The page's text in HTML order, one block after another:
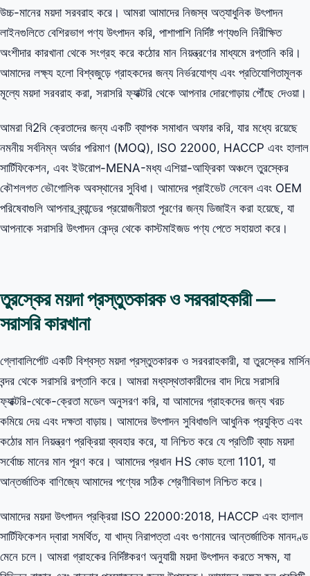
উচ্চ-মানের ময়দা সরবরাহ করে। আমরা আমাদের নিজস্ব অত্যাধুনিক উৎপাদন
লাইনগুলিতে বেশিরভাগ পণ্য উৎপাদন করি, পাশাপাশি নির্দিষ্ট পণ্যগুলি নিরীক্ষিত
অংশীদার কারখানা থেকে সংগ্রহ করে কঠোর মান নিয়ন্ত্রণের মাধ্যমে রপ্তানি করি।
আমাদের লক্ষ্য হলো বিশ্বজুড়ে গ্রাহকদের জন্য নির্ভরযোগ্য এবং প্রতিযোগিতামূলক
মূল্যে ময়দা সরবরাহ করা, সরাসরি ফ্যাক্টরি থেকে আপনার দোরগোড়ায় পৌঁছে দেওয়া।
আমরা বি2বি ক্রেতাদের জন্য একটি ব্যাপক সমাধান অফার করি, যার মধ্যে রয়েছে
নমনীয় সর্বনিম্ন অর্ডার পরিমাণ (MOQ), ISO 22000, HACCP এবং হালাল
সার্টিফিকেশন, এবং ইউরোপ-MENA-মধ্য এশিয়া-আফ্রিকা অঞ্চলে তুরস্কের
কৌশলগত ভৌগোলিক অবস্থানের সুবিধা। আমাদের প্রাইভেট লেবেল এবং OEM
পরিষেবাগুলি আপনার ব্র্যান্ডের প্রয়োজনীয়তা পূরণের জন্য ডিজাইন করা হয়েছে, যা
আপনাকে সরাসরি উৎপাদন কেন্দ্র থেকে কাস্টমাইজড পণ্য পেতে সহায়তা করে।
তুরস্কের ময়দা প্রস্তুতকারক ও সরবরাহকারী —
সরাসরি কারখানা
গ্লোবালির্পোট একটি বিশ্বস্ত ময়দা প্রস্তুতকারক ও সরবরাহকারী, যা তুরস্কের মার্সিন
বন্দর থেকে সরাসরি রপ্তানি করে। আমরা মধ্যস্থতাকারীদের বাদ দিয়ে সরাসরি
ফ্যাক্টরি-থেকে-ক্রেতা মডেল অনুসরণ করি, যা আমাদের গ্রাহকদের জন্য খরচ
কমিয়ে দেয় এবং দক্ষতা বাড়ায়। আমাদের উৎপাদন সুবিধাগুলি আধুনিক প্রযুক্তি এবং
কঠোর মান নিয়ন্ত্রণ প্রক্রিয়া ব্যবহার করে, যা নিশ্চিত করে যে প্রতিটি ব্যাচ ময়দা
সর্বোচ্চ মানের মান পূরণ করে। আমাদের প্রধান HS কোড হলো 1101, যা
আন্তর্জাতিক বাণিজ্যে আমাদের পণ্যের সঠিক শ্রেণীবিভাগ নিশ্চিত করে।
আমাদের ময়দা উৎপাদন প্রক্রিয়া ISO 22000:2018, HACCP এবং হালাল
সার্টিফিকেশন দ্বারা সমর্থিত, যা খাদ্য নিরাপত্তা এবং গুণমানের আন্তর্জাতিক মানদণ্ড
মেনে চলে। আমরা গ্রাহকের নির্দিষ্টকরণ অনুযায়ী ময়দা উৎপাদন করতে সক্ষম, যা